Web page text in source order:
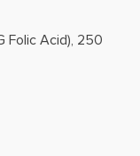
Folic Acid), 250